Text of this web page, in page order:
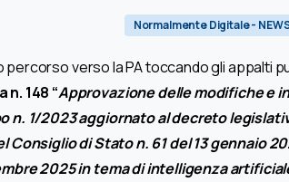
Normalmente Digitale -
percorso verso la PA toccando gli appalti
148 “Approvazione delle modifiche e
n. 1/2023 aggiornato al decreto
di Stato n. 61 del 13 gennaio
2025 in tema di intelligenza